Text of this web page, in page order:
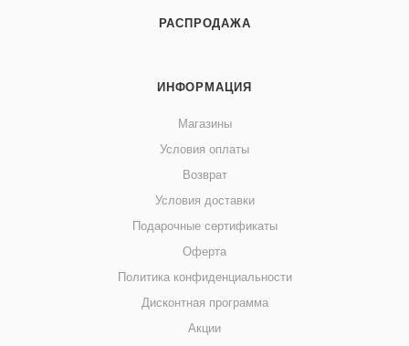
РАСПРОДАЖА
ИНФОРМАЦИЯ
Магазины
Условия оплаты
Возврат
Условия доставки
Подарочные сертификаты
Оферта
Политика конфиденциальности
Дисконтная программа
Акции